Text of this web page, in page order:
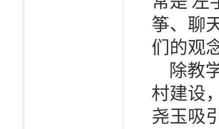
筝、聊
们的观
除教
村建设
尧玉吸